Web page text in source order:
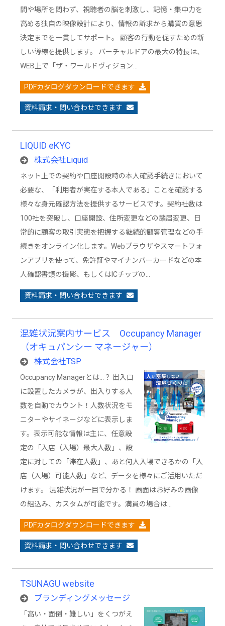
間や場所を問わず、視聴者の脳を刺激し、記憶・集中力を
高める独自の映像設計により、情報の訴求から購買の意思
決定までを一貫してサポート。 顧客の行動を促すための新
しい導線を提供します。 バーチャルドアの最大の特長は、
WEB上で「ザ・ワールドヴィジョン…
PDFカタログダウンロードできます
資料請求・問い合わせできます
LIQUID eKYC
株式会社Liquid
ネット上での契約や口座開設時の本人確認手続きにおいて
必要な、「利用者が実在する本人である」ことを確認する
様々な身元確認方法を提供するサービスです。契約社数は
100社を突破し、口座開設、住所変更などの諸届変更、日
常的に顧客の取引実態を把握する継続的顧客管理などの手
続きをオンライン化します。Webブラウザやスマートフォ
ンアプリを使って、免許証やマイナンバーカードなどの本
人確認書類の撮影、もしくはICチップの…
資料請求・問い合わせできます
混雑状況案内サービス Occupancy Manager
（オキュパンシー マネージャー）
株式会社TSP
Occupancy Managerとは…？ 出入口
に設置したカメラが、出入りする人
数を自動でカウント！人数状況をモ
ニターやサイネージなどに表示しま
す。表示可能な情報は主に、任意設
定の「入店（入場）最大人数」、設
定に対しての「滞在人数」、あと何人入場できるかの「入
店（入場）可能人数」など、データを様々にご活用いただ
けます。 混雑状況が一目で分かる！ 画面はお好みの画像
の組込み、カスタムが可能です。満員の場合は…
PDFカタログダウンロードできます
資料請求・問い合わせできます
TSUNAGU website
ブランディングメッセージ
「高い・面倒・難しい」をくつがえ